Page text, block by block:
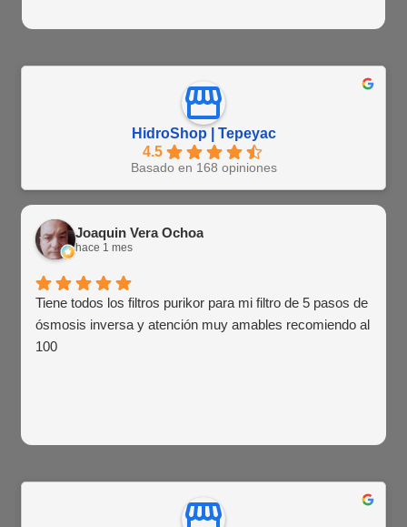
HidroShop | Tepeyac
4.5
Basado en 168 opiniones
Joaquin Vera Ochoa
hace 1 mes
Tiene todos los filtros purikor para mi filtro de 5 pasos de
ósmosis inversa y atención muy amables recomiendo al
100